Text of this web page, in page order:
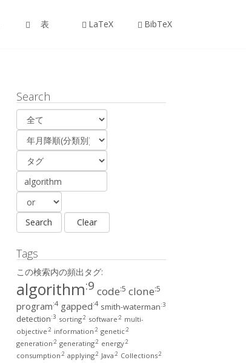
表 LaTeX BibTeX
Search
Tags
この検索内の頻出タグ:
algorithm:9 code:5 clone:5
program:4 gapped:4 smith-waterman:3
detection:3 sorting:2 software:2 multi-
objective:2 information:2 genetic:2
generation:2 generating:2 energy:2
consumption:2 applying:2 Java:2 Collections:2